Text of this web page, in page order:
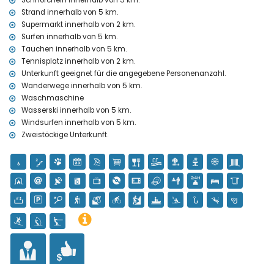
Windsurfen (innerhalb von 5 Kilometern der Villa)
Golf (Javea Golf Club, Javea) und Pferdesport (innerhalb von 10
Kilometern der Villa)
Strand innerhalb von 5 km.
Supermarkt innerhalb von 2 km.
Surfen innerhalb von 5 km.
Tauchen innerhalb von 5 km.
Tennisplatz innerhalb von 2 km.
Unterkunft geeignet für die angegebene Personenanzahl.
Wanderwege innerhalb von 5 km.
Waschmaschine
Wasserski innerhalb von 5 km.
Windsurfen innerhalb von 5 km.
Zweistöckige Unterkunft.